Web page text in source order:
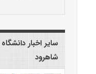
سایر اخبار
شاهرود